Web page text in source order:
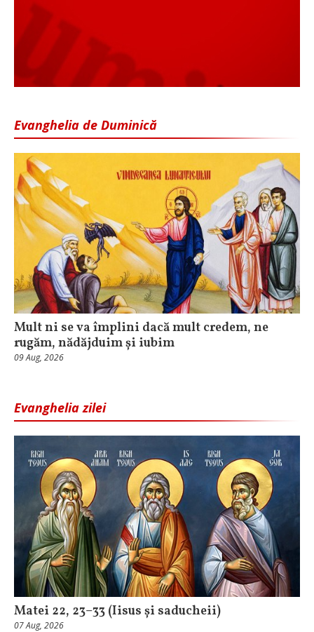
Evanghelia de Duminică
Mult ni se va împlini dacă mult credem, ne
rugăm, nădăjduim și iubim
09 Aug, 2026
Evanghelia zilei
Matei 22, 23–33 (Iisus și saducheii)
07 Aug, 2026